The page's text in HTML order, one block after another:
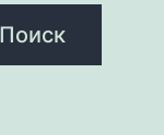
Поиск